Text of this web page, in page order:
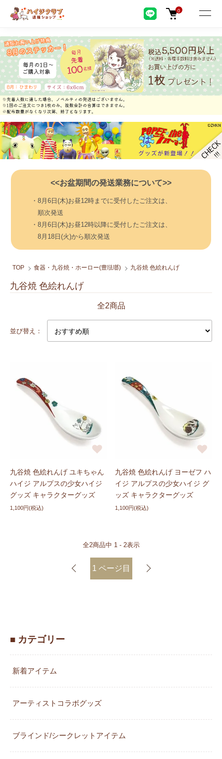
0
<<お盆期間の発送業務について>>
・8月6日(木)お昼12時までに受付したご注文は、
順次発送
・8月6日(木)お昼12時以降に受付したご注文は、
8月18日(火)から順次発送
TOP 食器・九谷焼・ホーロー(豊琺瑯) 九谷焼 色絵れんげ
九谷焼 色絵れんげ
全2商品
並び替え：
九谷焼 色絵れんげ ユキちゃん
ハイジ アルプスの少女ハイジ
グッズ キャラクターグッズ
1,100円(税込)
九谷焼 色絵れんげ ヨーゼフ ハ
イジ アルプスの少女ハイジ グ
ッズ キャラクターグッズ
1,100円(税込)
全2商品中 1 - 2表示
1 ページ目
■ カテゴリー
新着アイテム
アーティストコラボグッズ
ブラインド/シークレットアイテム